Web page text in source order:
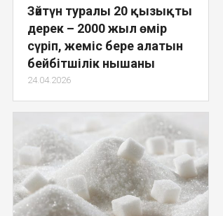
Зәйтүн туралы 20 қызықты
дерек – 2000 жыл өмір
сүріп, жеміс бере алатын
бейбітшілік нышаны
24.04.2026